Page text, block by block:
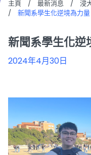
主頁 / 最新消息 / 浸
/
新聞系學生化逆境為力量
新聞系學生化逆
2024年4月30日